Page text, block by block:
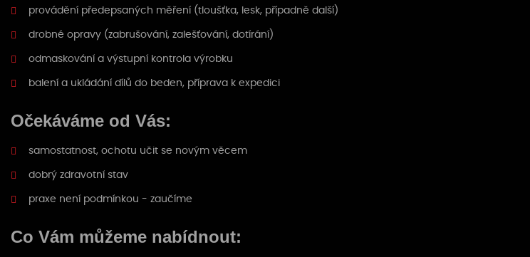
provádění předepsaných měření (tloušťka, lesk, případně další)
drobné opravy (zabrušování, zalešťování, dotírání)
odmaskování a výstupní kontrola výrobku
balení a ukládání dílů do beden, příprava k expedici
Očekáváme od Vás:
samostatnost, ochotu učit se novým věcem
dobrý zdravotní stav
praxe není podmínkou - zaučíme
Co Vám můžeme nabídnout: